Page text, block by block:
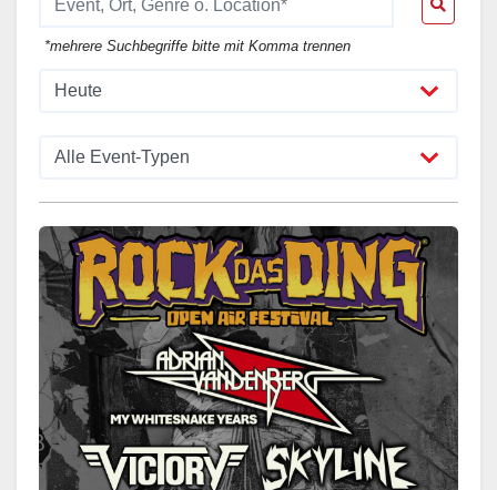
*mehrere Suchbegriffe bitte mit Komma trennen